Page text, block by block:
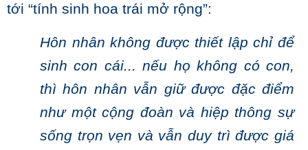
tới “tính sinh hoa trái mở rộng”:
Hôn nhân không được thiết lập chỉ để
sinh con cái... nếu họ không có con,
thì hôn nhân vẫn giữ được đặc điểm
như một cộng đoàn và hiệp thông sự
sống trọn vẹn và vẫn duy trì được giá